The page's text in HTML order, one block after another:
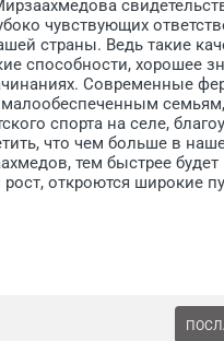
чувствующих
страны. Ведь такие
способности, хорошее
Современные
спорта на селе,
что чем больше в
тем быстрее
откроются широкие